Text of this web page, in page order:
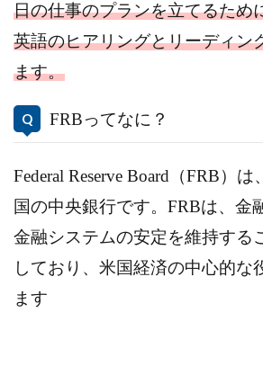
日の仕事のプランを立てるため
英語のヒアリングとリーディン
ます。
FRBってなに？
Federal Reserve Board（FRB）
国の中央銀行です。FRBは、金
金融システムの安定を維持する
しており、米国経済の中心的な
ます